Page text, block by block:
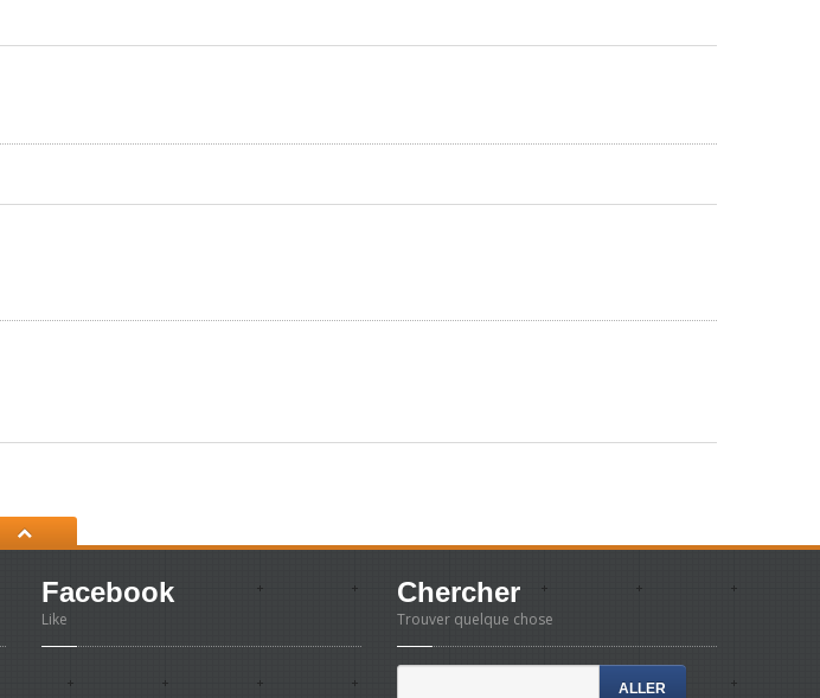
Facebook
Like
Chercher
Trouver quelque chose
ALLER